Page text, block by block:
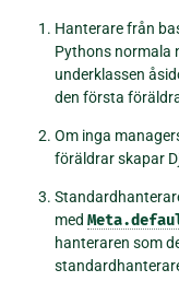
Hanterare från
Pythons normala
underklassen
den första
Om inga
föräldrar skapar
med
hanteraren som